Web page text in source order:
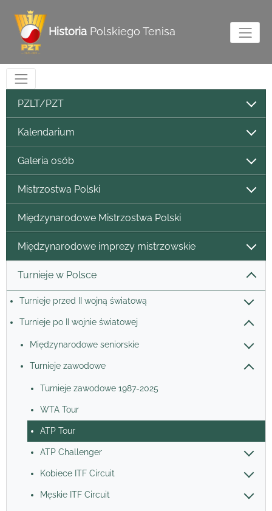
Historia Polskiego Tenisa
PZLT/PZT
Kalendarium
Galeria osób
Mistrzostwa Polski
Międzynarodowe Mistrzostwa Polski
Międzynarodowe imprezy mistrzowskie
Turnieje w Polsce
Turnieje przed II wojną światową
Turnieje po II wojnie światowej
Międzynarodowe seniorskie
Turnieje zawodowe
Turnieje zawodowe 1987-2025
WTA Tour
ATP Tour
ATP Challenger
Kobiece ITF Circuit
Męskie ITF Circuit